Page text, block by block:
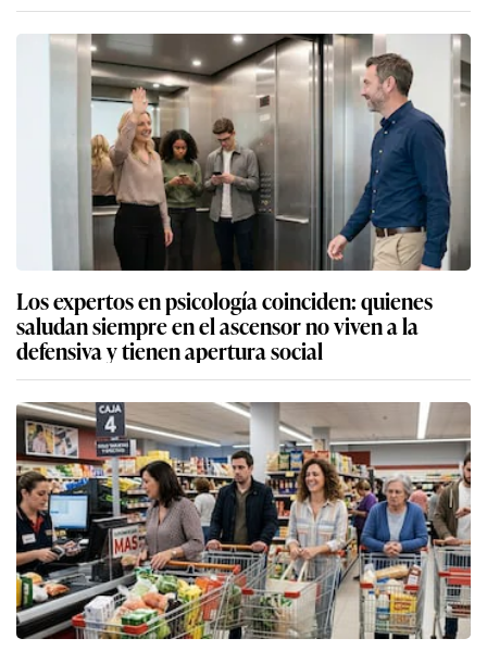
Los expertos en psicología coinciden: quienes
saludan siempre en el ascensor no viven a la
defensiva y tienen apertura social